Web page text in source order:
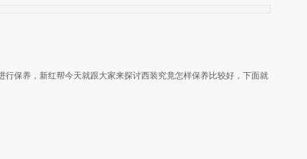
保养，新红帮今天就跟大家来探讨西装究竟怎样保养比较好，下面就